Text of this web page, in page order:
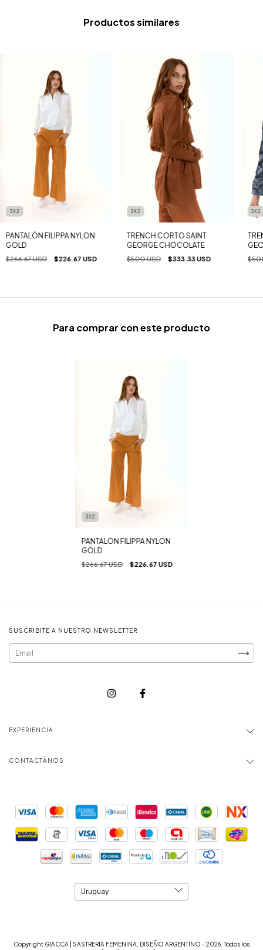
Productos similares
3X2
PANTALÓN FILIPPA NYLON
GOLD
$266.67 USD $226.67 USD
3X2
TRENCH CORTO SAINT
GEORGE CHOCOLATE
$500 USD $333.33 USD
3X2
Para comprar con este producto
3X2
PANTALÓN FILIPPA NYLON
GOLD
$266.67 USD $226.67 USD
SUSCRIBITE A NUESTRO NEWSLETTER
EXPERIENCIA
CONTACTÁNOS
Copyright GIACCA | SASTRERIA FEMENINA, DISEÑO ARGENTINO - 2026. Todos los